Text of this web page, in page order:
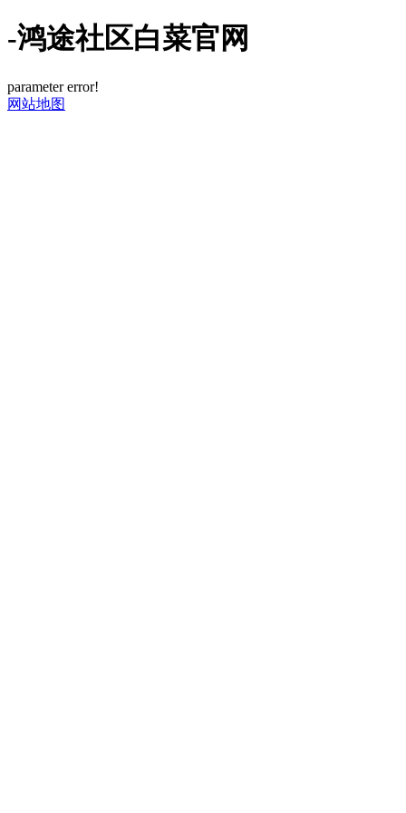
-鸿途社区白菜官网
parameter error!
网站地图